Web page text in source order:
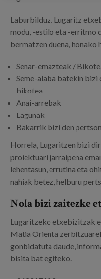
Laburbilduz, Lugaritz
modu, -estilo eta -erritmo
bermatzen duena, honako
Senar-emazteak /
Seme-alaba batekin bizi
bikotea
Anai-arrebak
Lagunak
Bakarrik bizi den
Horrela, Lugaritzen bizi
proiektuari jarraipena
lehentasun, errutina eta
nahiak betez, helburu
Nola bizi zaitezke
Lugaritzeko etxebizitzak
Matia Orienta
gonbidatuta daude,
bisita bat egiteko.